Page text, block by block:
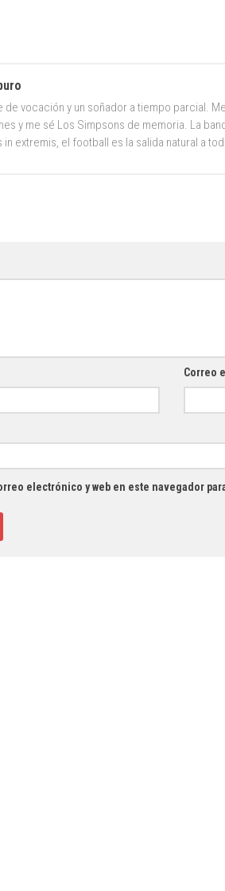
de vocación y un soñador a tiempo parcial.
y me sé Los Simpsons de memoria. La
in extremis, el football es la salida natural a
Correo
electrónico y web en este navegador